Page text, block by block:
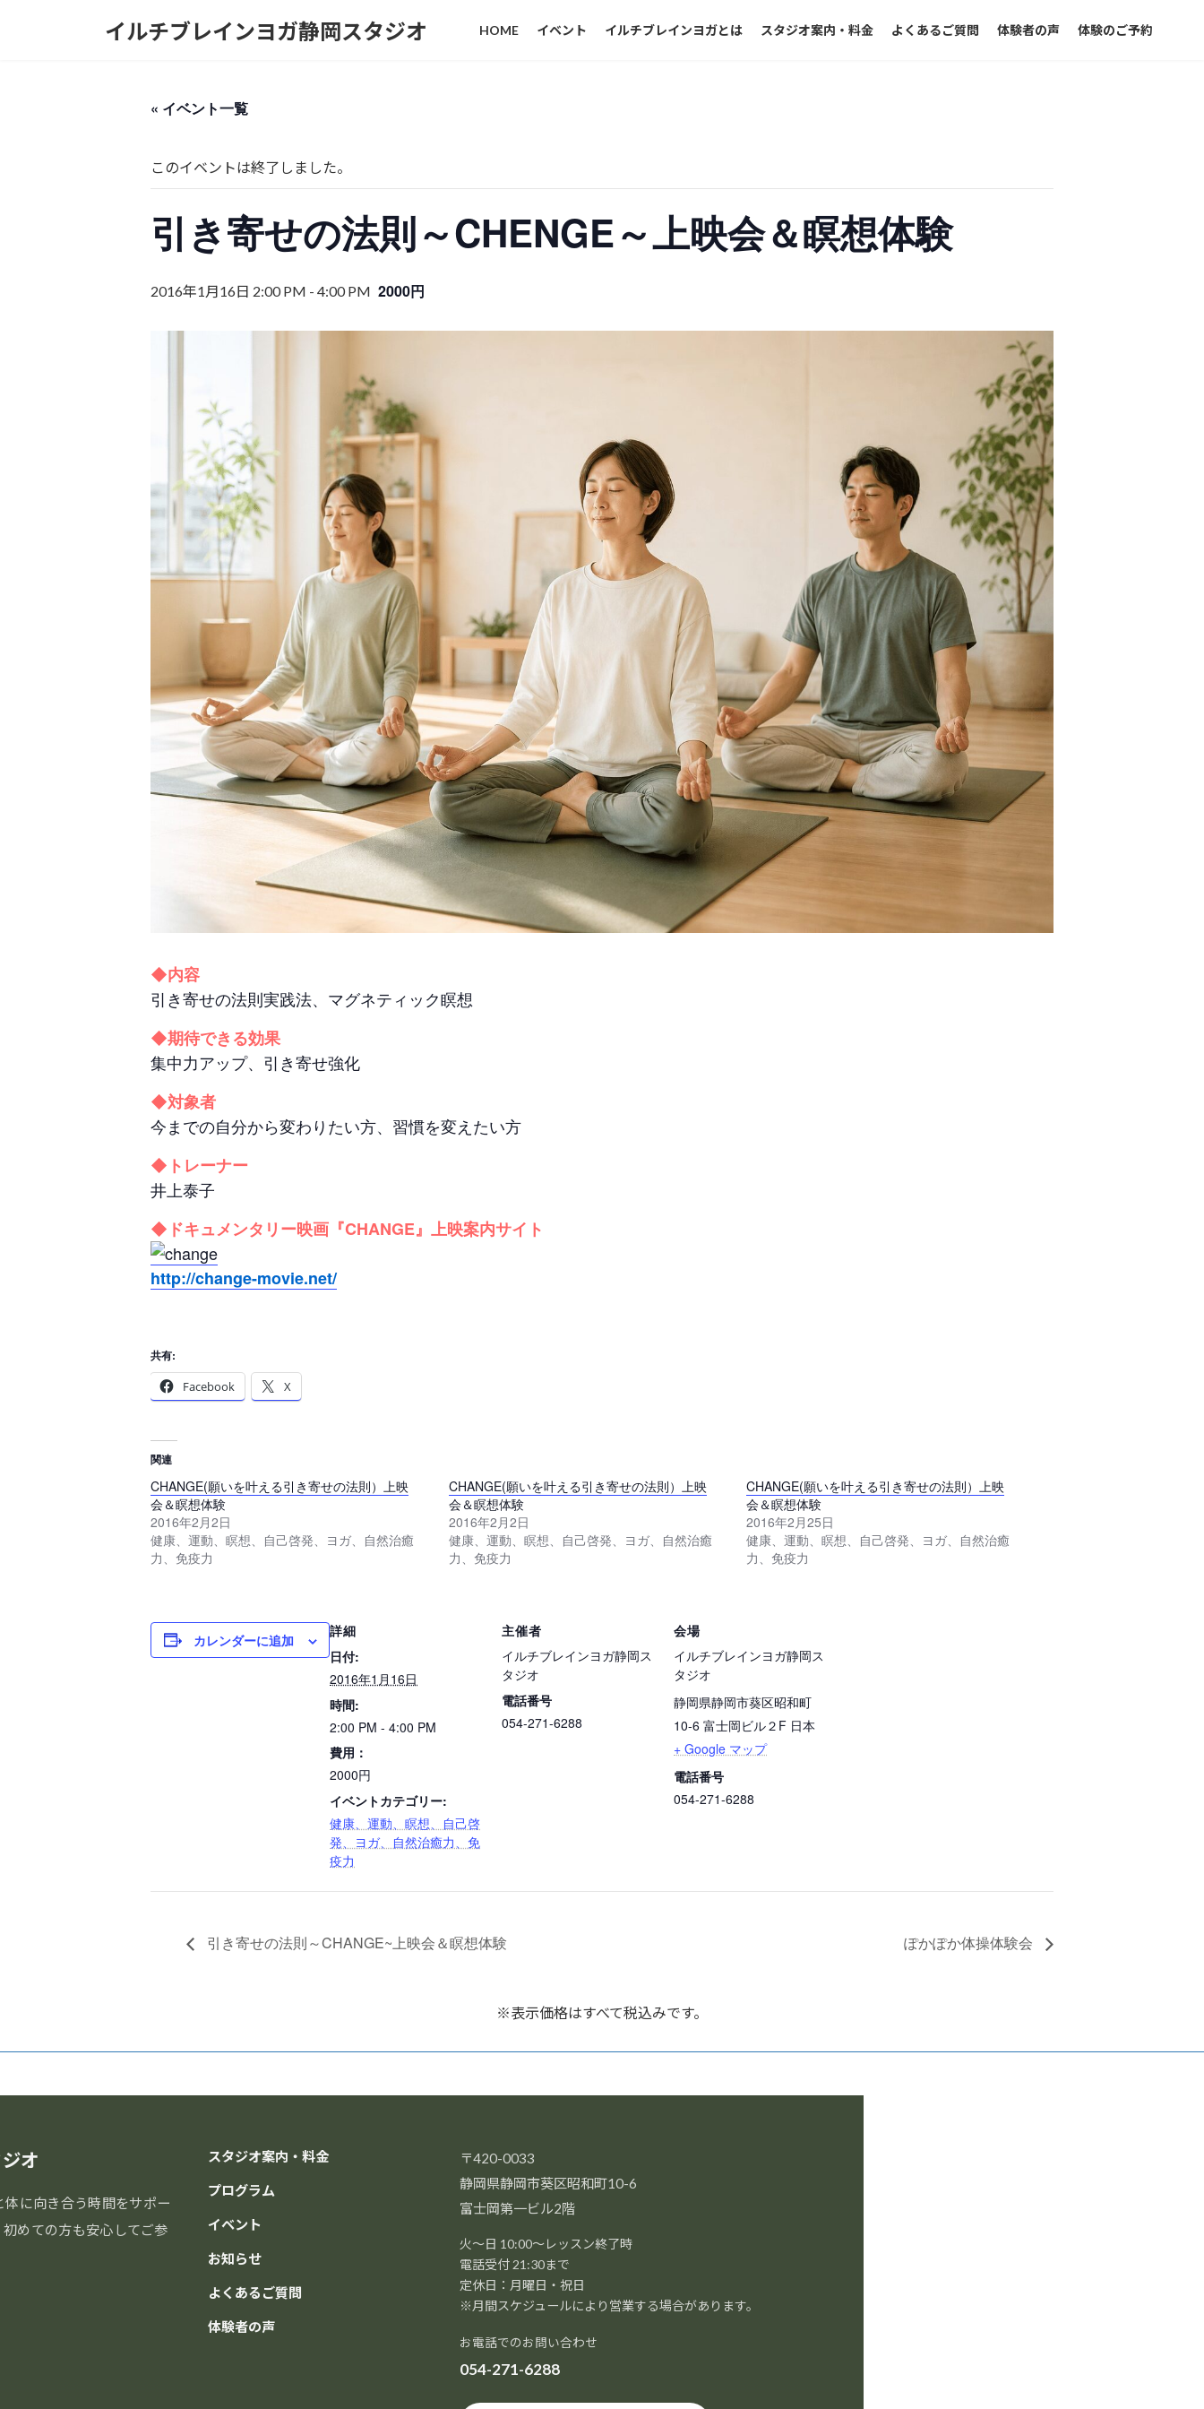
イルチブレインヨガ静岡スタジオ HOME イベント イルチブレインヨガとは スタジオ案内・料金 よくあるご質問 体験者の声 体験のご予約
« イベント一覧
このイベントは終了しました。
引き寄せの法則～CHENGE～上映会＆瞑想体験
2016年1月16日 2:00 PM - 4:00 PM 2000円
◆内容
引き寄せの法則実践法、マグネティック瞑想
◆期待できる効果
集中力アップ、引き寄せ強化
◆対象者
今までの自分から変わりたい方、習慣を変えたい方
◆トレーナー
井上泰子
◆ドキュメンタリー映画『CHANGE』上映案内サイト
http://change-movie.net/
共有:
Facebook
X
関連
CHANGE(願いを叶える引き寄せの法則）上映
会＆瞑想体験
2016年2月2日
健康、運動、瞑想、自己啓発、ヨガ、自然治癒
力、免疫力
CHANGE(願いを叶える引き寄せの法則）上映
会＆瞑想体験
2016年2月2日
健康、運動、瞑想、自己啓発、ヨガ、自然治癒
力、免疫力
CHANGE(願いを叶える引き寄せの法則）上映
会＆瞑想体験
2016年2月25日
健康、運動、瞑想、自己啓発、ヨガ、自然治癒
力、免疫力
カレンダーに追加
詳細
日付:
2016年1月16日
時間:
2:00 PM - 4:00 PM
費用：
2000円
イベントカテゴリー:
健康、運動、瞑想、自己啓
発、ヨガ、自然治癒力、免
疫力
主催者
イルチブレインヨガ静岡ス
タジオ
電話番号
054-271-6288
会場
イルチブレインヨガ静岡ス
タジオ
静岡県静岡市葵区昭和町
10-6 富士岡ビル２F 日本
+ Google マップ
電話番号
054-271-6288
引き寄せの法則～CHANGE~上映会＆瞑想体験 ぽかぽか体操体験会
※表示価格はすべて税込みです。
オ
に向き合う時間をサポー
めての方も安心してご参
スタジオ案内・料金
プログラム
イベント
お知らせ
よくあるご質問
体験者の声
〒420-0033
静岡県静岡市葵区昭和町10-6
富士岡第一ビル2階
火～日 10:00～レッスン終了時
電話受付 21:30まで
定休日：月曜日・祝日
※月間スケジュールにより営業する場合があります。
お電話でのお問い合わせ
054-271-6288